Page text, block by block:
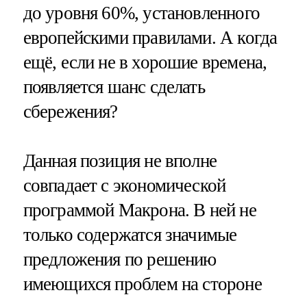
до уровня 60%, установленного
европейскими правилами. А когда
ещё, если не в хорошие времена,
появляется шанс сделать
сбережения?
Данная позиция не вполне
совпадает с экономической
программой Макрона. В ней не
только содержатся значимые
предложения по решению
имеющихся проблем на стороне